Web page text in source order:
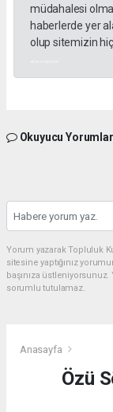
müdahalesi
haberlerde yer
olup sitemizin
Okuyucu
Yorum yazarak Topluluk
sitesine yaptığınız
başınıza
sorumlu tutulamaz.
Anasayfa
Özü